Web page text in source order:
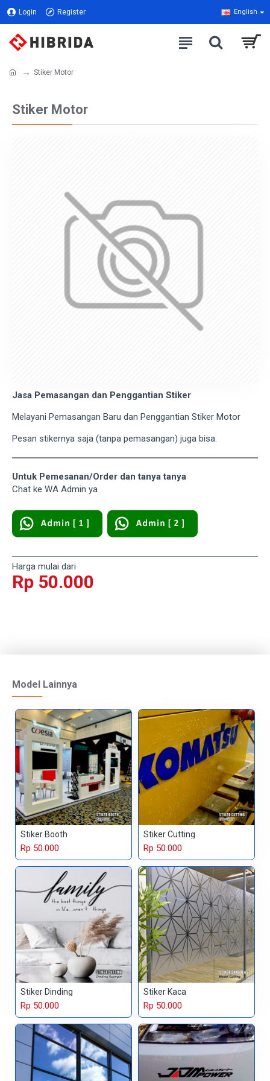
Login Register English
Stiker Motor
Stiker Motor
Jasa Pemasangan dan Penggantian Stiker
Melayani Pemasangan Baru dan Penggantian Stiker Motor
Pesan stikernya saja (tanpa pemasangan) juga bisa.
Untuk Pemesanan/Order dan tanya tanya
Chat ke WA Admin ya
Harga mulai dari
Rp 50.000
Model Lainnya
Stiker Booth
Rp 50.000
Stiker Cutting
Rp 50.000
Stiker Dinding
Rp 50.000
Stiker Kaca
Rp 50.000